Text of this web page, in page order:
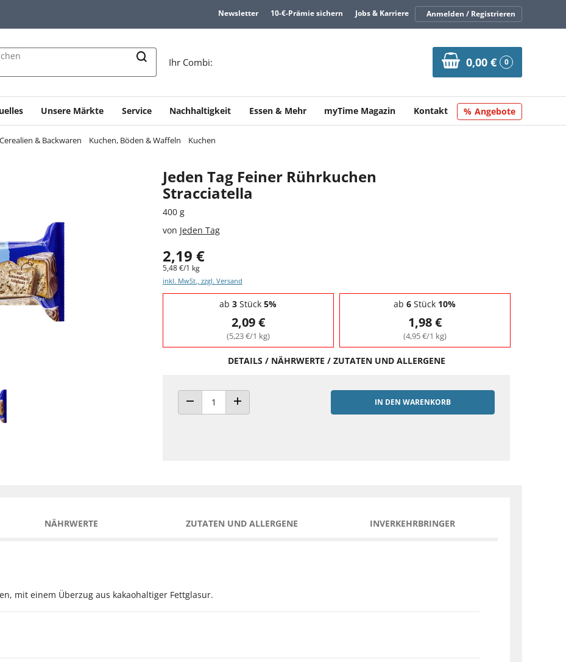
Newsletter 10-€-Prämie sichern Jobs & Karriere Anmelden / Registrieren
Ihr Combi: 0,00 € 0
Unsere Märkte Service Nachhaltigkeit Essen & Mehr myTime Magazin Kontakt Angebote
& Backwaren Kuchen, Böden & Waffeln Kuchen
Jeden Tag Feiner Rührkuchen
Stracciatella
400 g
von Jeden Tag
2,19 €
5,48 €/1 kg
inkl. MwSt., zzgl. Versand
Staffelpreise - Mengenrabatt
ab 3 Stück 5%
2,09 €
(5,23 €/1 kg)
ab 6 Stück 10%
1,98 €
(4,95 €/1 kg)
DETAILS / NÄHRWERTE / ZUTATEN UND ALLERGENE
ANZAHL VERRINGERNANZAHL ERHÖHEN
IN DEN WARENKORB
NÄHRWERTE ZUTATEN UND ALLERGENE INVERKEHRBRINGER
mit einem Überzug aus kakaohaltiger Fettglasur.